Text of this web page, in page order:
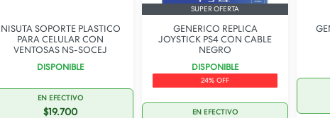
NISUTA SOPORTE PLASTICO
PARA CELULAR CON
VENTOSAS NS-SOCEJ
DISPONIBLE
EN EFECTIVO
$19.700
SUPER OFERTA
GENERICO REPLICA
JOYSTICK PS4 CON CABLE
NEGRO
DISPONIBLE
24% OFF
EN EFECTIVO